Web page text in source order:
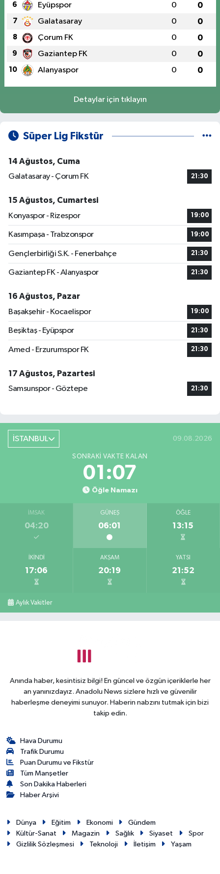
6 Eyüpspor 0 0
7 Galatasaray 0 0
8 Çorum FK 0 0
9 Gaziantep FK 0 0
10 Alanyaspor 0 0
Detaylar için tıklayın
Süper Lig Fikstür
14 Ağustos, Cuma
Galatasaray - Çorum FK
21:30
15 Ağustos, Cumartesi
Konyaspor - Rizespor
19:00
Kasımpaşa - Trabzonspor 19:00
Gençlerbirliği S.K. - Fenerbahçe 21:30
Gaziantep FK - Alanyaspor 21:30
16 Ağustos, Pazar
Başakşehir - Kocaelispor
19:00
Beşiktaş - Eyüpspor 21:30
Amed - Erzurumspor FK 21:30
17 Ağustos, Pazartesi
Samsunspor - Göztepe
21:30
İSTANBUL 09.08.2026
SONRAKI VAKTE KALAN
01:06
Öğle Namazı
İMSAK
04:20
GÜNEŞ
06:01
ÖĞLE
13:15
İKINDI
17:06
AKŞAM
20:19
YATSI
21:52
Aylık Vakitler
Anında haber, kesintisiz bilgi! En güncel ve özgün içeriklerle her
an yanınızdayız. Anadolu News sizlere hızlı ve güvenilir
haberleşme deneyimi sunuyor. Haberin nabzını tutmak için bizi
takip edin.
Hava Durumu
Trafik Durumu
Puan Durumu ve Fikstür
Tüm Manşetler
Son Dakika Haberleri
Haber Arşivi
Dünya Eğitim Ekonomi
Gündem
Kültür-Sanat
Magazin Sağlık Siyaset
Spor
Gizlilik Sözleşmesi
Teknoloji İletişim Yaşam